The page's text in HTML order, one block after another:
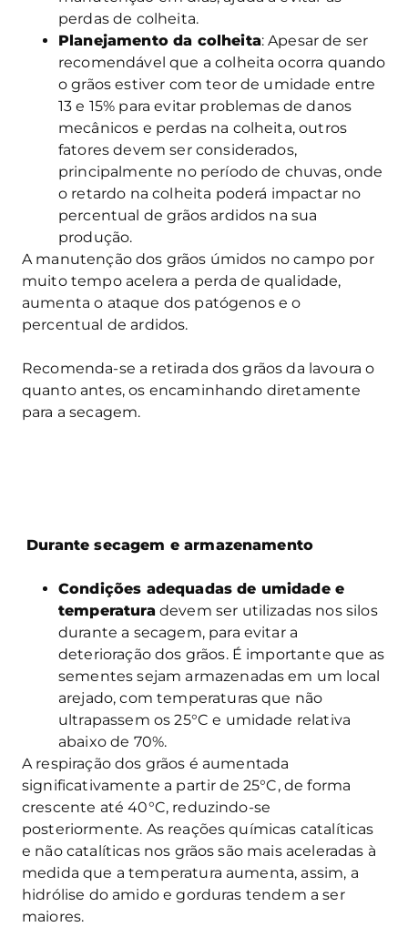
perdas de colheita.
Planejamento da colheita: Apesar de ser
recomendável que a colheita ocorra quando
o grãos estiver com teor de umidade entre
13 e 15% para evitar problemas de danos
mecânicos e perdas na colheita, outros
fatores devem ser considerados,
principalmente no período de chuvas, onde
o retardo na colheita poderá impactar no
percentual de grãos ardidos na sua
produção.
A manutenção dos grãos úmidos no campo por
muito tempo acelera a perda de qualidade,
aumenta o ataque dos patógenos e o
percentual de ardidos.
Recomenda-se a retirada dos grãos da lavoura o
quanto antes, os encaminhando diretamente
para a secagem.
Durante secagem e armazenamento
Condições adequadas de umidade e
temperaturadevem ser utilizadas nos silos
durante a secagem, para evitar a
deterioração dos grãos. É importante que as
sementes sejam armazenadas em um local
arejado, com temperaturas que não
ultrapassem os 25°C e umidade relativa
abaixo de 70%.
A respiração dos grãos é aumentada
significativamente a partir de 25°C, de forma
crescente até 40°C, reduzindo-se
posteriormente. As reações químicas catalíticas
e não catalíticas nos grãos são mais aceleradas à
medida que a temperatura aumenta, assim, a
hidrólise do amido e gorduras tendem a ser
maiores.